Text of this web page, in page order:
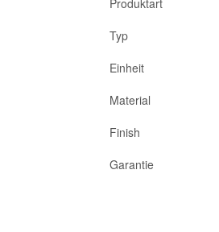
Produktart
Typ
Einheit
Material
Finish
Garantie